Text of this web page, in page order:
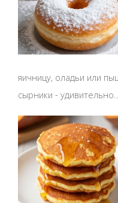
яичницу, оладьи или
сырники - удивительно...